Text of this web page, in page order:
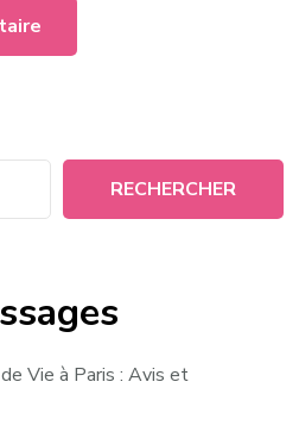
RECHERCHER
Vie à Paris : Avis et